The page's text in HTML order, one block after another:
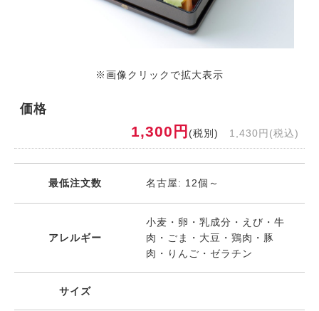
※画像クリックで拡大表示
価格
1,300円 (税別) 1,430円(税込)
最低注文数 名古屋: 12個～
アレルギー
小麦・卵・乳成分・えび・牛
肉・ごま・大豆・鶏肉・豚
肉・りんご・ゼラチン
サイズ